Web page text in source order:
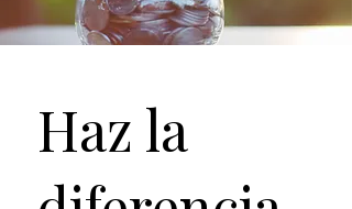
Haz la